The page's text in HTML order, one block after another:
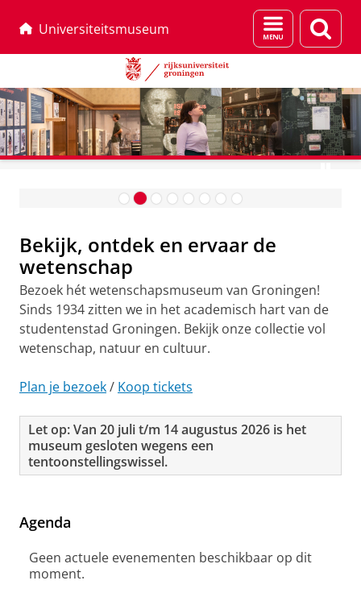
Universiteitsmuseum
Menu
en
i
v
e
r
s
i
t
e
t
m
u
s
Van Proef tot Publiek. 225 jaar
Koninklijk Natuurkundig
Bekijk, ontdek en ervaar de
wetenschap
Bezoek hét wetenschapsmuseum van Groningen!
Sinds 1934 zitten we in het academisch hart van de
studentenstad Groningen. Bekijk onze collectie vol
wetenschap, natuur en cultuur.
Plan je bezoek/ Koop tickets
Let op: Van 20 juli t/m 14 augustus 2026 is het
museum gesloten wegens een
tentoonstellingswissel.
Agenda
Geen actuele evenementen beschikbaar op dit
moment.